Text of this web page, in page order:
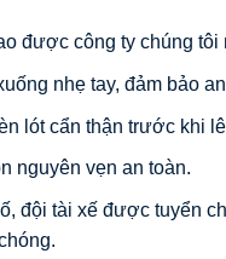
được công ty chúng tôi
nhẹ tay, đảm bảo
lót cẩn thận trước khi
nguyên vẹn an toàn.
đội tài xế được tuyển